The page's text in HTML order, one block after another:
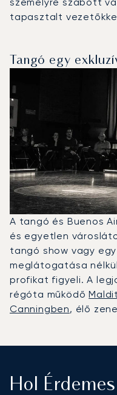
tapasztalt
Tangó egy
A tangó és Buenos
és egyetlen
tangó show vagy
meglátogatása
profikat figyeli. A
régóta működő
Canningben, élő
Hol